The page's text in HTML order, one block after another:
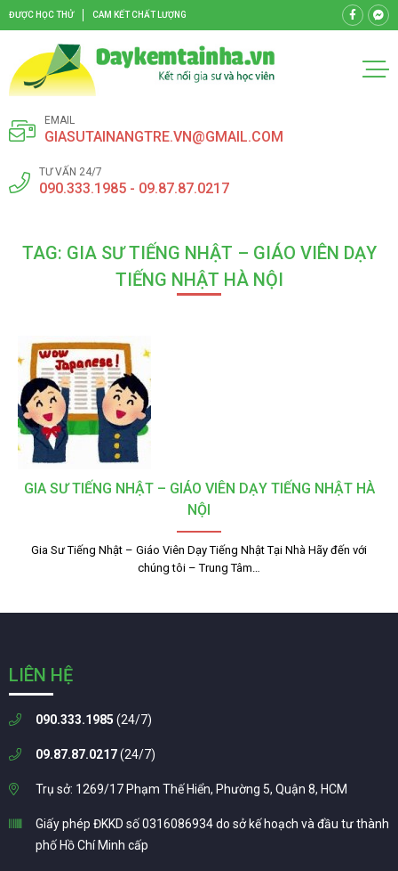
ĐƯỢC HỌC THỬ CAM KẾT CHẤT LƯỢNG
EMAIL
GIASUTAINANGTRE.VN@GMAIL.COM
TƯ VẤN 24/7
090.333.1985 - 09.87.87.0217
TAG: GIA SƯ TIẾNG NHẬT – GIÁO VIÊN DẠY
TIẾNG NHẬT HÀ NỘI
GIA SƯ TIẾNG NHẬT – GIÁO VIÊN DẠY TIẾNG NHẬT HÀ
NỘI
Gia Sư Tiếng Nhật – Giáo Viên Dạy Tiếng Nhật Tại Nhà Hãy đến với
chúng tôi – Trung Tâm…
LIÊN HỆ
090.333.1985 (24/7)
09.87.87.0217(24/7)
Trụ sở: 1269/17 Phạm Thế Hiển, Phường 5, Quận 8, HCM
Giấy phép ĐKKD số 0316086934 do sở kế hoạch và đầu tư thành
phố Hồ Chí Minh cấp